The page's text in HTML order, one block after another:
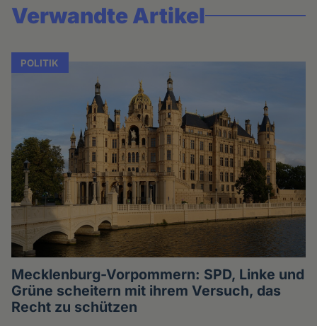
Verwandte Artikel
POLITIK
Mecklenburg-Vorpommern: SPD, Linke und
Grüne scheitern mit ihrem Versuch, das
Recht zu schützen